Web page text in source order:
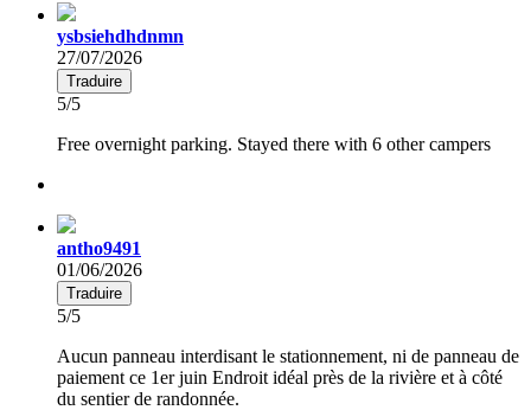
ysbsiehdhdnmn
27/07/2026
Traduire
5/5
Free overnight parking. Stayed there with 6 other campers
antho9491
01/06/2026
Traduire
5/5
Aucun panneau interdisant le stationnement, ni de panneau de
paiement ce 1er juin Endroit idéal près de la rivière et à côté
du sentier de randonnée.